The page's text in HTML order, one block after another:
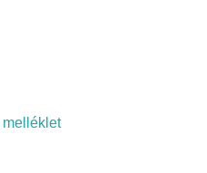
melléklet